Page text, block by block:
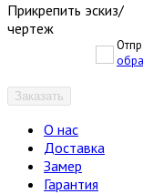
Прикрепить эскиз/
чертеж
Заказать
О нас
Доставка
Замер
Гарантия